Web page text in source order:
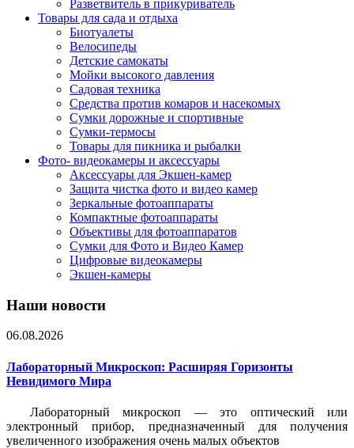
Разветвитель в прикуриватель
Товары для сада и отдыха
Биотуалеты
Велосипеды
Детские самокаты
Мойки высокого давления
Садовая техника
Средства против комаров и насекомых
Сумки дорожные и спортивные
Сумки-термосы
Товары для пикника и рыбалки
Фото- видеокамеры и аксессуары
Аксессуары для Экшен-камер
Защита чистка фото и видео камер
Зеркальные фотоаппараты
Компактные фотоаппараты
Объективы для фотоаппаратов
Сумки для Фото и Видео Камер
Цифровые видеокамеры
Экшен-камеры
Наши новости
06.08.2026
Лабораторный Микроскоп: Расширяя Горизонты
Невидимого Мира
Лабораторный микроскоп — это оптический или
электронный прибор, предназначенный для получения
увеличенного изображения очень малых объектов